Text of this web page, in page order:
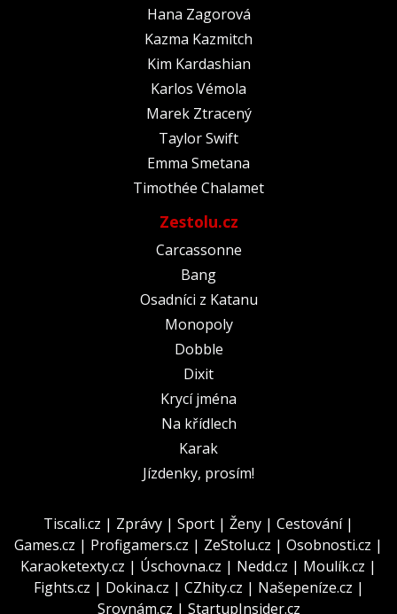
Hana Zagorová
Kazma Kazmitch
Kim Kardashian
Karlos Vémola
Marek Ztracený
Taylor Swift
Emma Smetana
Timothée Chalamet
Zestolu.cz
Carcassonne
Bang
Osadníci z Katanu
Monopoly
Dobble
Dixit
Krycí jména
Na křídlech
Karak
Jízdenky, prosím!
Tiscali.cz | Zprávy | Sport | Ženy | Cestování|
Games.cz | Profigamers.cz | ZeStolu.cz | Osobnosti.cz |
Karaoketexty.cz | Úschovna.cz | Nedd.cz | Moulík.cz |
Fights.cz | Dokina.cz | CZhity.cz | Našepeníze.cz |
Srovnám.cz | StartupInsider.cz